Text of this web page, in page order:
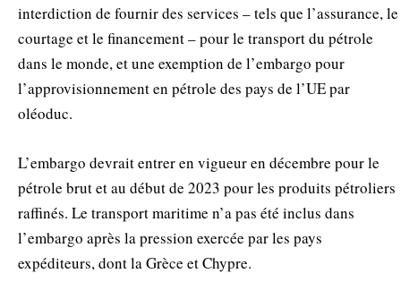
interdiction de fournir des services – tels que l’assurance, le
courtage et le financement – pour le transport du pétrole
dans le monde, et une exemption de l’embargo pour
l’approvisionnement en pétrole des pays de l’UE par
oléoduc.
L’embargo devrait entrer en vigueur en décembre pour le
pétrole brut et au début de 2023 pour les produits pétroliers
raffinés. Le transport maritime n’a pas été inclus dans
l’embargo après la pression exercée par les pays
expéditeurs, dont la Grèce et Chypre.